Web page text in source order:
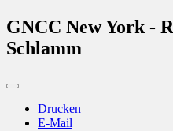
GNCC New York -
Schlamm
Drucken
E-Mail